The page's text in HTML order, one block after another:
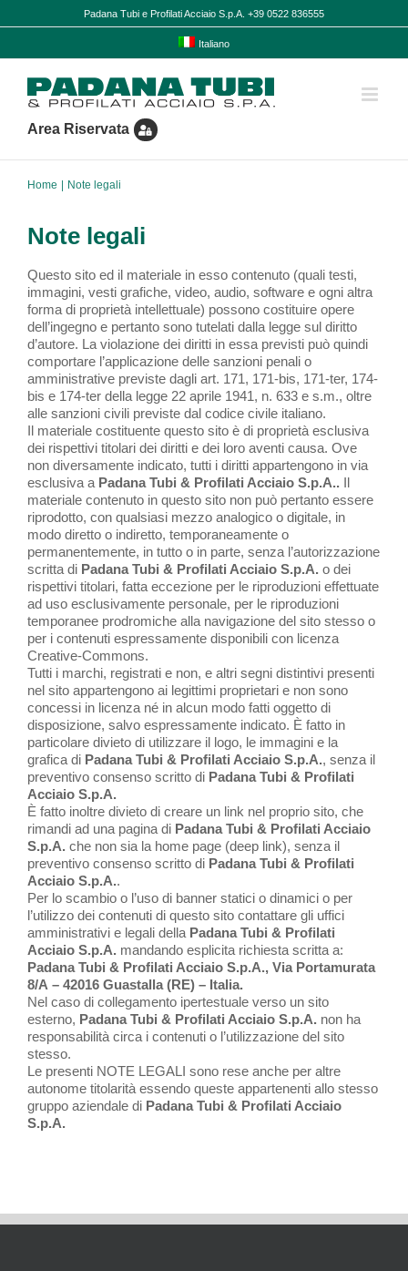
al
Padana Tubi e Profilati Acciaio S.p.A. +39 0522 836555
Italiano
Area Riservata
Home Note legali
Note legali
Questo sito ed il materiale in esso contenuto (quali testi,
immagini, vesti grafiche, video, audio, software e ogni altra
forma di proprietà intellettuale) possono costituire opere
dell’ingegno e pertanto sono tutelati dalla legge sul diritto
d’autore. La violazione dei diritti in essa previsti può quindi
comportare l’applicazione delle sanzioni penali o
amministrative previste dagli art. 171, 171-bis, 171-ter, 174-
bis e 174-ter della legge 22 aprile 1941, n. 633 e s.m., oltre
alle sanzioni civili previste dal codice civile italiano.
Il materiale costituente questo sito è di proprietà esclusiva
dei rispettivi titolari dei diritti e dei loro aventi causa. Ove
non diversamente indicato, tutti i diritti appartengono in via
esclusiva a Padana Tubi & Profilati Acciaio S.p.A.. Il
materiale contenuto in questo sito non può pertanto essere
riprodotto, con qualsiasi mezzo analogico o digitale, in
modo diretto o indiretto, temporaneamente o
permanentemente, in tutto o in parte, senza l’autorizzazione
scritta di Padana Tubi & Profilati Acciaio S.p.A. o dei
rispettivi titolari, fatta eccezione per le riproduzioni effettuate
ad uso esclusivamente personale, per le riproduzioni
temporanee prodromiche alla navigazione del sito stesso o
per i contenuti espressamente disponibili con licenza
Creative-Commons.
Tutti i marchi, registrati e non, e altri segni distintivi presenti
nel sito appartengono ai legittimi proprietari e non sono
concessi in licenza né in alcun modo fatti oggetto di
disposizione, salvo espressamente indicato. È fatto in
particolare divieto di utilizzare il logo, le immagini e la
grafica di Padana Tubi & Profilati Acciaio S.p.A., senza il
preventivo consenso scritto di Padana Tubi & Profilati
Acciaio S.p.A.
È fatto inoltre divieto di creare un link nel proprio sito, che
rimandi ad una pagina di Padana Tubi & Profilati Acciaio
S.p.A. che non sia la home page (deep link), senza il
preventivo consenso scritto di Padana Tubi & Profilati
Acciaio S.p.A..
Per lo scambio o l’uso di banner statici o dinamici o per
l’utilizzo dei contenuti di questo sito contattare gli uffici
amministrativi e legali della Padana Tubi & Profilati
Acciaio S.p.A. mandando esplicita richiesta scritta a:
Padana Tubi & Profilati Acciaio S.p.A., Via Portamurata
8/A – 42016 Guastalla (RE) – Italia.
Nel caso di collegamento ipertestuale verso un sito
esterno, Padana Tubi & Profilati Acciaio S.p.A. non ha
responsabilità circa i contenuti o l’utilizzazione del sito
stesso.
Le presenti NOTE LEGALI sono rese anche per altre
autonome titolarità essendo queste appartenenti allo stesso
gruppo aziendale di Padana Tubi & Profilati Acciaio
S.p.A.